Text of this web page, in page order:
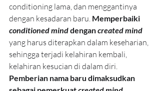
conditioning lama, dan menggantinya
dengan kesadaran baru. Memperbaiki
conditioned mind dengan created mind
yang harus diterapkan dalam keseharian,
sehingga terjadi kelahiran kembali,
kelahiran kesucian di dalam diri.
Pemberian nama baru dimaksudkan